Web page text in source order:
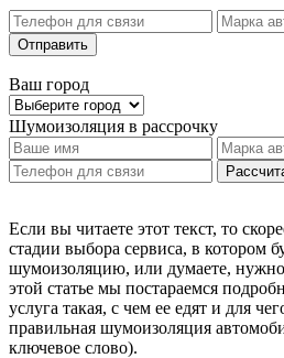
Отправить
Ваш город
Шумоизоляция в рассрочку
Если вы читаете этот текст, то
стадии выбора сервиса, в котором
шумоизоляцию, или думаете,
этой статье мы постараемся
услуга такая, с чем ее едят и для
правильная шумоизоляция
ключевое слово).